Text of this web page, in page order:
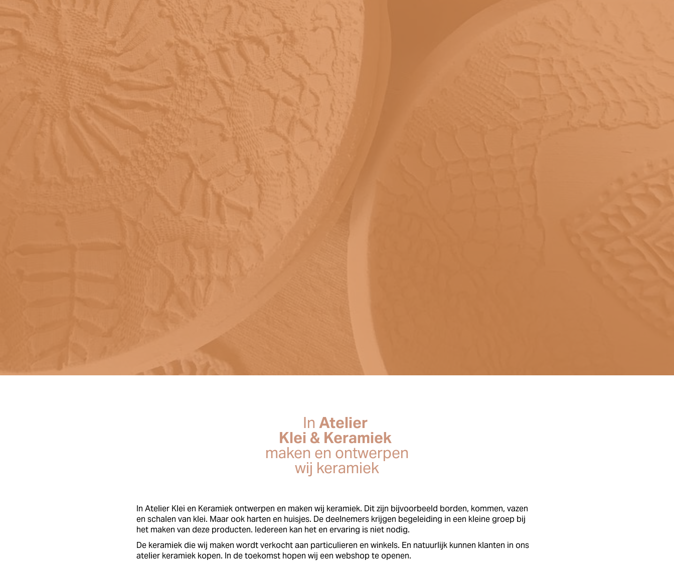
In Atelier
Klei & Keramiek
maken en ontwerpen
wij keramiek
In Atelier Klei en Keramiek ontwerpen en maken wij keramiek. Dit zijn bijvoorbeeld borden, kommen, vazen
en schalen van klei. Maar ook harten en huisjes. De deelnemers krijgen begeleiding in een kleine groep bij
het maken van deze producten. Iedereen kan het en ervaring is niet nodig.
De keramiek die wij maken wordt verkocht aan particulieren en winkels. En natuurlijk kunnen klanten in ons
atelier keramiek kopen. In de toekomst hopen wij een webshop te openen.